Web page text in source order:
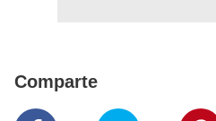
Comparte